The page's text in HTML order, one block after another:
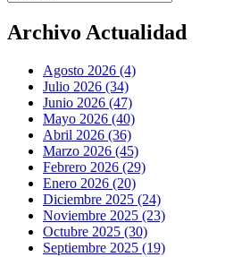
Archivo Actualidad
Agosto 2026 (4)
Julio 2026 (34)
Junio 2026 (47)
Mayo 2026 (40)
Abril 2026 (36)
Marzo 2026 (45)
Febrero 2026 (29)
Enero 2026 (20)
Diciembre 2025 (24)
Noviembre 2025 (23)
Octubre 2025 (30)
Septiembre 2025 (19)